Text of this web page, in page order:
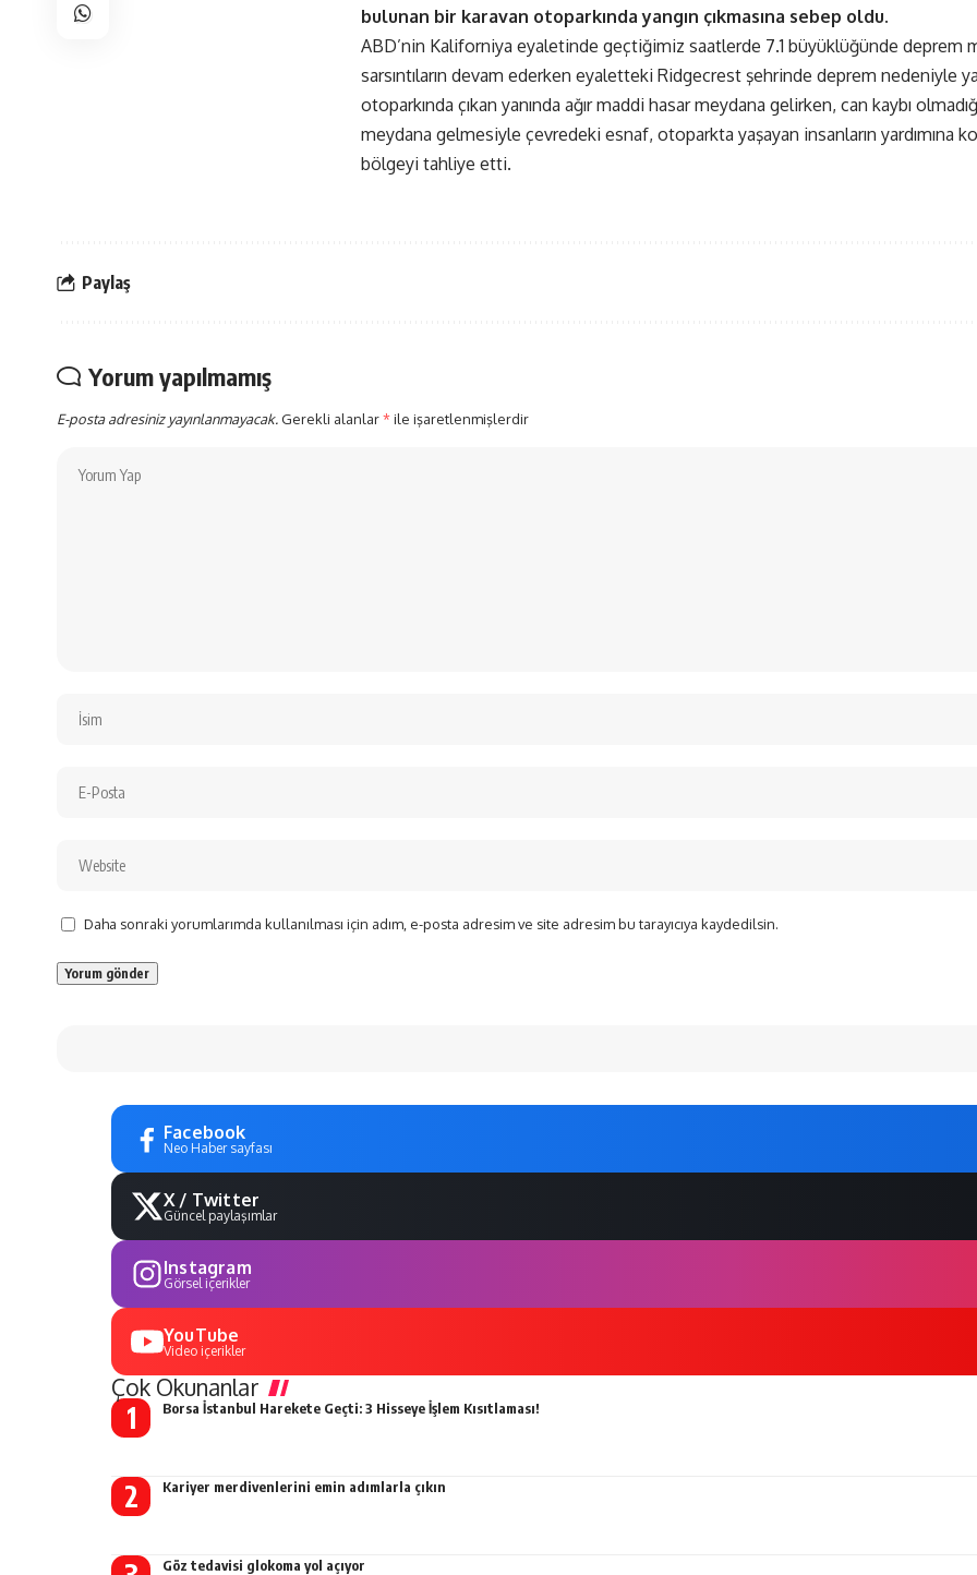
bulunan bir karavan otoparkında yangın çıkmasına sebep oldu.
ABD’nin Kaliforniya eyaletinde geçtiğimiz saatlerde 7.1 büyüklüğünde deprem
sarsıntıların devam ederken eyaletteki Ridgecrest şehrinde deprem nedeniyle
otoparkında çıkan yanında ağır maddi hasar meydana gelirken, can kaybı
meydana gelmesiyle çevredeki esnaf, otoparkta yaşayan insanların yardımına
bölgeyi tahliye etti.
Paylaş
Yorum yapılmamış
E-posta adresiniz yayınlanmayacak. Gerekli alanlar*ile işaretlenmişlerdir
Daha sonraki yorumlarımda kullanılması için adım, e-posta adresim ve site adresim bu tarayıcıya kaydedilsin.
Facebook
Neo Haber sayfası
X / Twitter
Güncel paylaşımlar
Instagram
Görsel içerikler
YouTube
Video içerikler
Çok Okunanlar
Borsa İstanbul Harekete Geçti: 3 Hisseye İşlem Kısıtlaması!
Kariyer merdivenlerini emin adımlarla çıkın
Göz tedavisi glokoma yol açıyor